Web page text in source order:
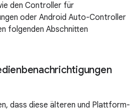
den Controller für
oder Android Auto-Controller
folgenden Abschnitten
dass diese älteren und Plattform-